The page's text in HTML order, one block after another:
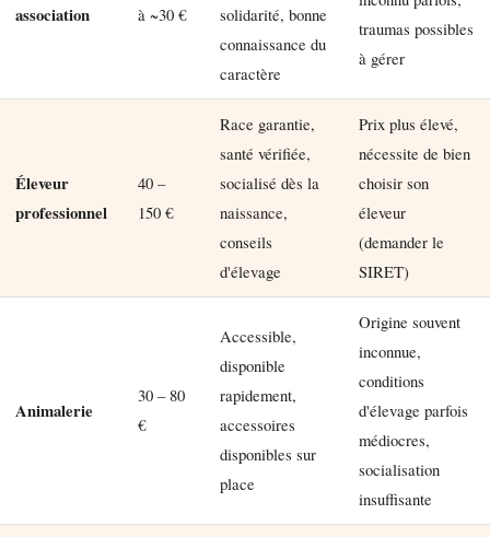
association
à ~30 €
solidarité, bonne
connaissance du
caractère
traumas possibles
à gérer
Éleveur
professionnel
40 –
150 €
Race garantie,
santé vérifiée,
socialisé dès la
naissance,
conseils
d'élevage
Prix plus élevé,
nécessite de bien
choisir son
éleveur
(demander le
SIRET)
Animalerie
30 – 80
€
Accessible,
disponible
rapidement,
accessoires
disponibles sur
place
Origine souvent
inconnue,
conditions
d'élevage parfois
médiocres,
socialisation
insuffisante